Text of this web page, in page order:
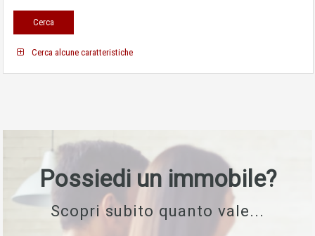
Cerca alcune caratteristiche
Possiedi un immobile?
Scopri subito quanto vale...